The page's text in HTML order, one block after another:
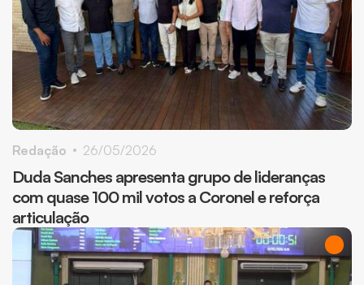
Duda Sanches apresenta grupo de lideranças
com quase 100 mil votos a Coronel e reforça
articulação
Redação 26/05/2026